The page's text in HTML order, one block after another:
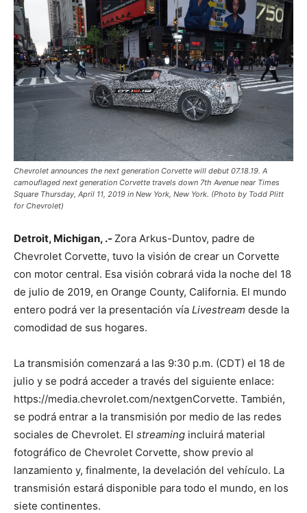
Chevrolet announces the next generation Corvette will debut 07.18.19. A
camouflaged next generation Corvette travels down 7th Avenue near Times
Square Thursday, April 11, 2019 in New York, New York. (Photo by Todd Plitt
for Chevrolet)
Detroit, Michigan, .- Zora Arkus-Duntov, padre de
Chevrolet Corvette, tuvo la visión de crear un Corvette
con motor central. Esa visión cobrará vida la noche del 18
de julio de 2019, en Orange County, California. El mundo
entero podrá ver la presentación vía Livestream desde la
comodidad de sus hogares.
La transmisión comenzará a las 9:30 p.m. (CDT) el 18 de
julio y se podrá acceder a través del siguiente enlace:
https://media.chevrolet.com/nextgenCorvette. También,
se podrá entrar a la transmisión por medio de las redes
sociales de Chevrolet. El streaming incluirá material
fotográfico de Chevrolet Corvette, show previo al
lanzamiento y, finalmente, la develación del vehículo. La
transmisión estará disponible para todo el mundo, en los
siete continentes.